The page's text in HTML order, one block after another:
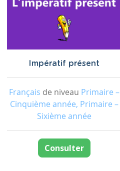
Impératif présent
Français de niveau Primaire –
Cinquième année, Primaire –
Sixième année
Consulter